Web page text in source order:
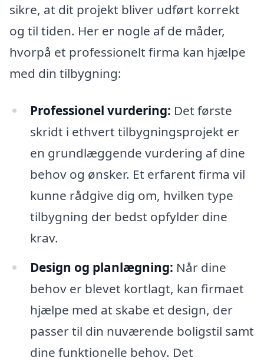
sikre, at dit projekt bliver udført korrekt
og til tiden. Her er nogle af de måder,
hvorpå et professionelt firma kan hjælpe
med din tilbygning:
Professionel vurdering: Det første
skridt i ethvert tilbygningsprojekt er
en grundlæggende vurdering af dine
behov og ønsker. Et erfarent firma vil
kunne rådgive dig om, hvilken type
tilbygning der bedst opfylder dine
krav.
Design og planlægning: Når dine
behov er blevet kortlagt, kan firmaet
hjælpe med at skabe et design, der
passer til din nuværende boligstil samt
dine funktionelle behov. Det